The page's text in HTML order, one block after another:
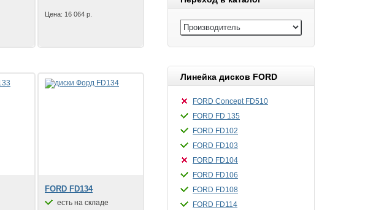
Линейка дисков FORD
FORD Concept FD510
FORD FD 135
FORD FD102
FORD FD103
FORD FD104
FORD FD106
FORD FD108
FORD FD114
Цена: 16 064 р.
FORD FD134
есть на складе